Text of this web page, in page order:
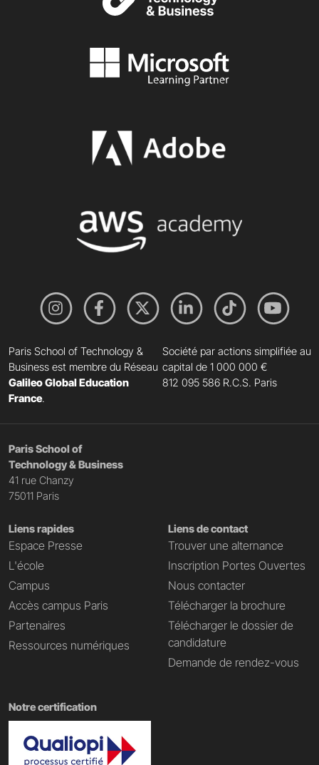
Paris School of Technology &
Business est membre du Réseau
Galileo Global Education
France.
Société par actions simplifiée au
capital de 1 000 000 €
812 095 586 R.C.S. Paris
Paris School of
Technology & Business
41 rue Chanzy
75011 Paris
Liens rapides
Espace Presse
L'école
Campus
Accès campus Paris
Partenaires
Ressources numériques
Liens de contact
Trouver une alternance
Inscription Portes Ouvertes
Nous contacter
Télécharger la brochure
Télécharger le dossier de
candidature
Demande de rendez-vous
Notre certification